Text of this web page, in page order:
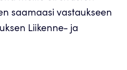
saamaasi vastaukseen
Liikenne- ja